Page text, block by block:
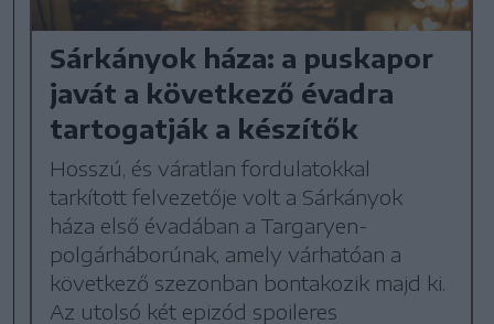
Sárkányok háza: a puskapor
javát a következő évadra
tartogatják a készítők
Hosszú, és váratlan fordulatokkal
tarkított felvezetője volt a Sárkányok
háza első évadában a Targaryen-
polgárháborúnak, amely várhatóan a
következő szezonban bontakozik majd ki.
Az utolsó két epizód spoileres